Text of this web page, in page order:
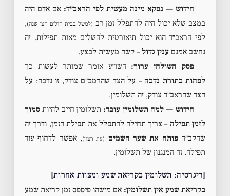
חידוש — נפקא מינה מעשית לפי הראב״ד: אם אדם היה
במצב שלא יכול היה להתפלל זמן רב (למשל בבית חולים חצי שנה),
לפי הראב״ד הוא יכול תיאורטית להשלים מאות תפילות. זה
נחשב אמנם ענין גדול – קשה מעשית לבצע.
פסק השולחן ערוך: השו״ע אומר שמותר לעשות כך
לפחות בתורת נדבה – על הצד שהרמב״ם צודק, זו נדבה; על
הצד שהראב״ד צודק, זה תשלומין.
חידוש — למה תשלומין עובד: תשלומין חייב להיות סמוך
לזמן תפילה – צריך תחילה להתפלל את תפילת הזמן, ודרך זה
שהקב״הפותח את שער השמים (עת רצון), אפשר לדחוף עוד
תפילה. זה המנגנון של תשלומין.
[דיגרסיה: תשלומין בקריאת שמע ומצוות אחרות]
בקריאת שמע אין תשלומין: אם מישהו פיספס זמן קריאת שמע